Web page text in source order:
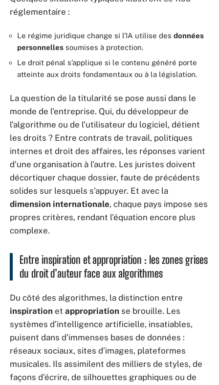
réglementaire :
Le régime juridique change si l’IA utilise des données
personnelles soumises à protection.
Le droit pénal s’applique si le contenu généré porte
atteinte aux droits fondamentaux ou à la législation.
La question de la titularité se pose aussi dans le
monde de l’entreprise. Qui, du développeur de
l’algorithme ou de l’utilisateur du logiciel, détient
les droits ? Entre contrats de travail, politiques
internes et droit des affaires, les réponses varient
d’une organisation à l’autre. Les juristes doivent
décortiquer chaque dossier, faute de précédents
solides sur lesquels s’appuyer. Et avec la
dimension internationale, chaque pays impose ses
propres critères, rendant l’équation encore plus
complexe.
Entre inspiration et appropriation : les zones grises
du droit d’auteur face aux algorithmes
Du côté des algorithmes, la distinction entre
inspiration et appropriation se brouille. Les
systèmes d’intelligence artificielle, insatiables,
puisent dans d’immenses bases de données :
réseaux sociaux, sites d’images, plateformes
musicales. Ils assimilent des milliers de styles, de
façons d’écrire, de silhouettes graphiques ou de